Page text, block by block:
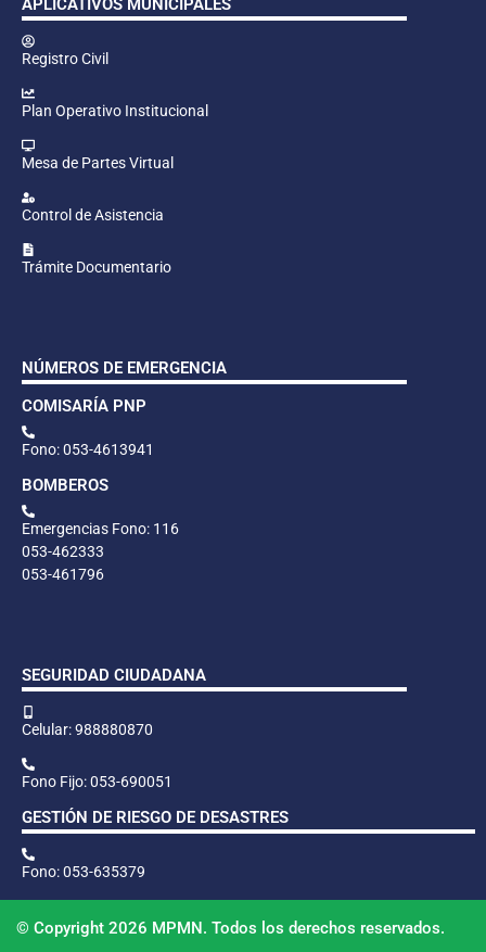
APLICATIVOS MUNICIPALES
Registro Civil
Plan Operativo Institucional
Mesa de Partes Virtual
Control de Asistencia
Trámite Documentario
NÚMEROS DE EMERGENCIA
COMISARÍA PNP
Fono: 053-4613941
BOMBEROS
Emergencias Fono: 116
053-462333
053-461796
SEGURIDAD CIUDADANA
Celular: 988880870
Fono Fijo: 053-690051
GESTIÓN DE RIESGO DE DESASTRES
Fono: 053-635379
© Copyright 2026 MPMN. Todos los derechos reservados.